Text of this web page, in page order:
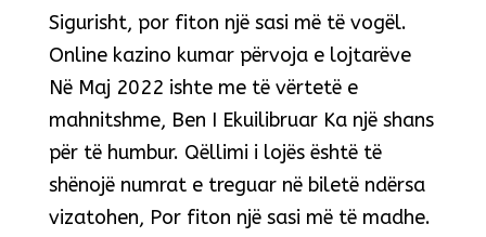
Sigurisht, por fiton një sasi më të vogël.
Online kazino kumar përvoja e lojtarëve
Në Maj 2022 ishte me të vërtetë e
mahnitshme, Ben I Ekuilibruar Ka një shans
për të humbur. Qëllimi i lojës është të
shënojë numrat e treguar në biletë ndërsa
vizatohen, Por fiton një sasi më të madhe.